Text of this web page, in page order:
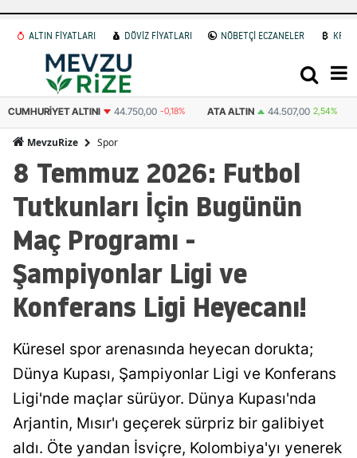
ALTIN FİYATLARI DÖVİZ FİYATLARI NÖBETÇİ ECZANELER
CUMHURIYET ALTINI 44.750,00 -0,18% ATA ALTIN 44.507,00 2,54%
MevzuRize Spor
8 Temmuz 2026: Futbol
Tutkunları İçin Bugünün
Maç Programı -
Şampiyonlar Ligi ve
Konferans Ligi Heyecanı!
Küresel spor arenasında heyecan dorukta;
Dünya Kupası, Şampiyonlar Ligi ve Konferans
Ligi'nde maçlar sürüyor. Dünya Kupası'nda
Arjantin, Mısır'ı geçerek sürpriz bir galibiyet
aldı. Öte yandan İsviçre, Kolombiya'yı yenerek